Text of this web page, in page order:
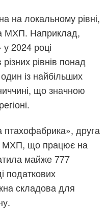
на локальному рівні,
МХП. Наприклад,
2024 році
рівнів понад
із найбільших
що значною
птахофабрика», друга
МХП, що працює на
майже 777
податкових
складова для